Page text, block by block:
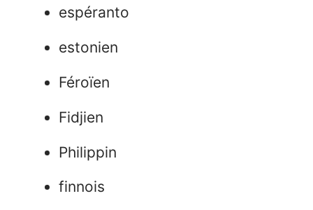
espéranto
estonien
Féroïen
Fidjien
Philippin
finnois